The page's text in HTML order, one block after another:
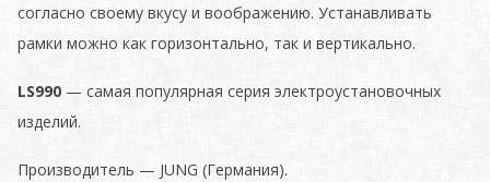
согласно своему вкусу и воображению. Устанавливать
рамки можно как горизонтально, так и вертикально.
LS990 — cамая популярная серия электроустановочных
изделий.
Производитель — JUNG (Германия).